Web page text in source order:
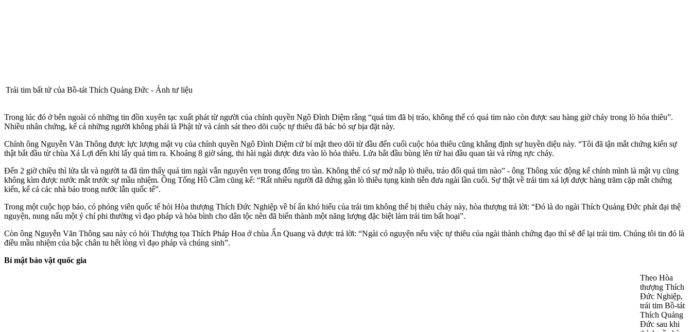
Trái tim bất tử của Bồ-tát Thích Quảng Đức - Ảnh tư liệu
Trong lúc đó ở bên ngoài có những tin đồn xuyên tạc xuất phát từ người của chính quyền Ngô Đình Diệm rằng “quả tim đã bị tráo, không thể có quả tim nào còn được sau hàng giờ cháy trong lò hỏa thiêu”.
Nhiều nhân chứng, kể cả những người không phải là Phật tử và cảnh sát theo dõi cuộc tự thiêu đã bác bỏ sự bịa đặt này.
Chính ông Nguyễn Văn Thông được lực lượng mật vụ của chính quyền Ngô Đình Diệm cử bí mật theo dõi từ đầu đến cuối cuộc hỏa thiêu cũng khẳng định sự huyền diệu này. “Tôi đã tận mắt chứng kiến sự
thật bắt đầu từ chùa Xá Lợi đến khi lấy quả tim ra. Khoảng 8 giờ sáng, thi hài ngài được đưa vào lò hỏa thiêu. Lửa bắt đầu bùng lên từ hai đầu quan tài và rừng rực cháy.
Đến 2 giờ chiều thì lửa tắt và người ta đã tìm thấy quả tim ngài vẫn nguyên vẹn trong đống tro tàn. Không thể có sự mở nắp lò thiêu, tráo đổi quả tim nào” - ông Thông xúc động kể chính mình là mật vụ cũng
không kìm được nước mắt trước sự mầu nhiệm. Ông Tống Hồ Cầm cũng kể: “Rất nhiều người đã đứng gần lò thiêu tụng kinh tiễn đưa ngài lần cuối. Sự thật về trái tim xá lợi được hàng trăm cặp mắt chứng
kiến, kể cả các nhà báo trong nước lẫn quốc tế”.
Trong một cuộc họp báo, có phóng viên quốc tế hỏi Hòa thượng Thích Đức Nghiệp về bí ẩn khó hiểu của trái tim không thể bị thiêu cháy này, hòa thượng trả lời: “Đó là do ngài Thích Quảng Đức phát đại thệ
nguyện, nung nấu một ý chí phi thường vì đạo pháp và hòa bình cho dân tộc nên đã biến thành một năng lượng đặc biệt làm trái tim bất hoại”.
Còn ông Nguyễn Văn Thông sau này có hỏi Thượng tọa Thích Pháp Hoa ở chùa Ấn Quang và được trả lời: “Ngài có nguyện nếu việc tự thiêu của ngài thành chứng đạo thì sẽ để lại trái tim. Chúng tôi tin đó là
điều mầu nhiệm của bậc chân tu hết lòng vì đạo pháp và chúng sinh”.
Bí mật bảo vật quốc gia
Theo Hòa
thượng Thích
Đức Nghiệp,
trái tim Bồ-tát
Thích Quảng
Đức sau khi